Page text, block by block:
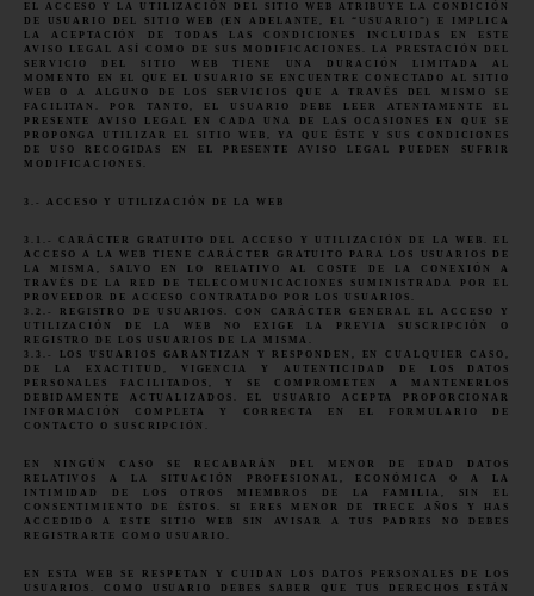
EL ACCESO Y LA UTILIZACIÓN DEL SITIO WEB ATRIBUYE LA CONDICIÓN
DE USUARIO DEL SITIO WEB (EN ADELANTE, EL “USUARIO”) E IMPLICA
LA ACEPTACIÓN DE TODAS LAS CONDICIONES INCLUIDAS EN ESTE
AVISO LEGAL ASÍ COMO DE SUS MODIFICACIONES. LA PRESTACIÓN DEL
SERVICIO DEL SITIO WEB TIENE UNA DURACIÓN LIMITADA AL
MOMENTO EN EL QUE EL USUARIO SE ENCUENTRE CONECTADO AL SITIO
WEB O A ALGUNO DE LOS SERVICIOS QUE A TRAVÉS DEL MISMO SE
FACILITAN. POR TANTO, EL USUARIO DEBE LEER ATENTAMENTE EL
PRESENTE AVISO LEGAL EN CADA UNA DE LAS OCASIONES EN QUE SE
PROPONGA UTILIZAR EL SITIO WEB, YA QUE ÉSTE Y SUS CONDICIONES
DE USO RECOGIDAS EN EL PRESENTE AVISO LEGAL PUEDEN SUFRIR
MODIFICACIONES.
3.- ACCESO Y UTILIZACIÓN DE LA WEB
3.1.- CARÁCTER GRATUITO DEL ACCESO Y UTILIZACIÓN DE LA WEB. EL
ACCESO A LA WEB TIENE CARÁCTER GRATUITO PARA LOS USUARIOS DE
LA MISMA, SALVO EN LO RELATIVO AL COSTE DE LA CONEXIÓN A
TRAVÉS DE LA RED DE TELECOMUNICACIONES SUMINISTRADA POR EL
PROVEEDOR DE ACCESO CONTRATADO POR LOS USUARIOS.
3.2.- REGISTRO DE USUARIOS. CON CARÁCTER GENERAL EL ACCESO Y
UTILIZACIÓN DE LA WEB NO EXIGE LA PREVIA SUSCRIPCIÓN O
REGISTRO DE LOS USUARIOS DE LA MISMA.
3.3.- LOS USUARIOS GARANTIZAN Y RESPONDEN, EN CUALQUIER CASO,
DE LA EXACTITUD, VIGENCIA Y AUTENTICIDAD DE LOS DATOS
PERSONALES FACILITADOS, Y SE COMPROMETEN A MANTENERLOS
DEBIDAMENTE ACTUALIZADOS. EL USUARIO ACEPTA PROPORCIONAR
INFORMACIÓN COMPLETA Y CORRECTA EN EL FORMULARIO DE
CONTACTO O SUSCRIPCIÓN.
EN NINGÚN CASO SE RECABARÁN DEL MENOR DE EDAD DATOS
RELATIVOS A LA SITUACIÓN PROFESIONAL, ECONÓMICA O A LA
INTIMIDAD DE LOS OTROS MIEMBROS DE LA FAMILIA, SIN EL
CONSENTIMIENTO DE ÉSTOS. SI ERES MENOR DE TRECE AÑOS Y HAS
ACCEDIDO A ESTE SITIO WEB SIN AVISAR A TUS PADRES NO DEBES
REGISTRARTE COMO USUARIO.
EN ESTA WEB SE RESPETAN Y CUIDAN LOS DATOS PERSONALES DE LOS
USUARIOS. COMO USUARIO DEBES SABER QUE TUS DERECHOS ESTÁN